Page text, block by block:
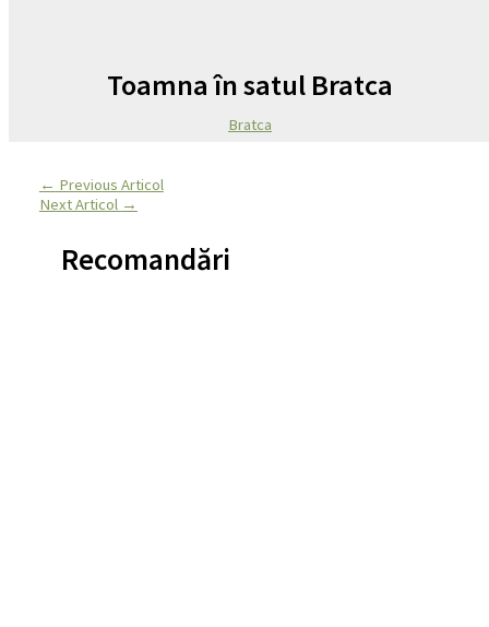
Toamna în satul Bratca
Bratca
← Previous Articol
Next Articol →
Recomandări